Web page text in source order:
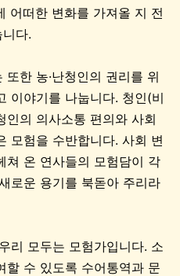
어떠한 변화를 가져올 지 전
다.
한 농·난청인의 권리를 위
이야기를 나눕니다. 청인(비
인의 의사소통 편의와 사회
모험을 수반합니다. 사회 변
쳐 온 연사들의 모험담이 각
로운 용기를 북돋아 주리라
리 모두는 모험가입니다. 소
할 수 있도록 수어통역과 문